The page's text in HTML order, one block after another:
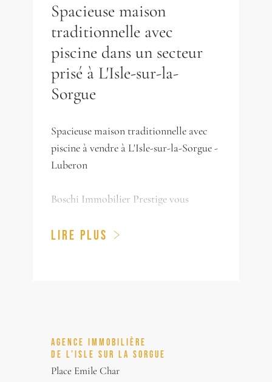
Spacieuse maison
traditionnelle avec
piscine dans un secteur
prisé à L'Isle-sur-la-
Sorgue
Spacieuse maison traditionnelle avec
piscine à vendre à L'Isle-sur-la-Sorgue -
Luberon
Boschi Immobilier Prestige vous
L'Isle-sur-la-Sorgue. Cette spacieuse
appartement attenant avec une entrée
indépendante, idéal pour recevoir. Elle
est équipée d'un plancher chauffant et
LIRE PLUS
AGENCE IMMOBILIÈRE
DE L’ISLE SUR LA SORGUE
Place Emile Char